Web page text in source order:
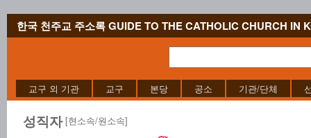
한국 천주교 주소록 GUIDE TO THE CATHOLIC CHURCH IN
교구 외 기관 교구 본당 공소 기관/단체
성직자 [현소속/원소속]